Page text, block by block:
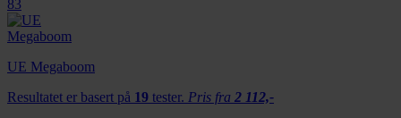
83
UE Megaboom
Resultatet er basert på 19 tester. Pris fra 2 112,-